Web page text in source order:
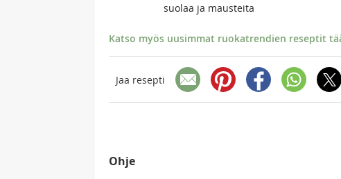
suolaa ja mausteita
Katso myös uusimmat ruokatrendien reseptit
Jaa resepti
Ohje